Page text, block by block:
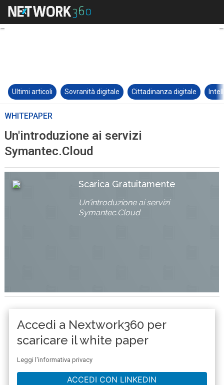
Ultimi articoli Sovranità digitale Cittadinanza digitale
WHITEPAPER
Un'introduzione ai servizi
Symantec.Cloud
Scarica Gratuitamente
Un'introduzione ai servizi
Symantec.Cloud
Accedi a Nextwork360 per
scaricare il white paper
Leggi l'informativa privacy
ACCEDI CON LINKEDIN